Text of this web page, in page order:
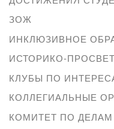
ЗОЖ
ИНКЛЮЗИВНОЕ
ИСТОРИКО-
КЛУБЫ ПО
КОЛЛЕГИАЛЬНЫЕ
КОМИТЕТ ПО